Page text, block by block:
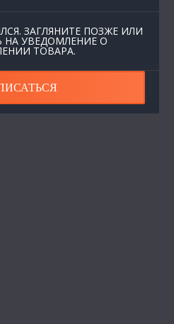
ЗАГЛЯНИТЕ ПОЗЖЕ ИЛИ
УВЕДОМЛЕНИЕ О
ТОВАРА.